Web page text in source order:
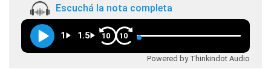
Escuchá la nota completa
1 1.5 10 10
Powered by Thinkindot Audio